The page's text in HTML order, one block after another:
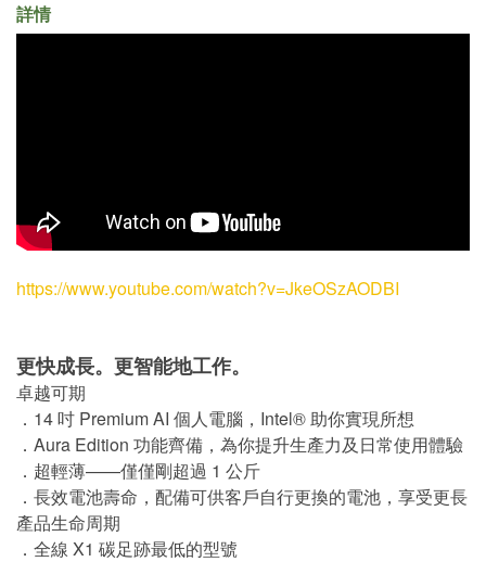
詳情
https://www.youtube.com/watch?v=JkeOSzAODBI
更快成長。更智能地工作。
卓越可期
．14 吋 Premium AI 個人電腦，Intel® 助你實現所想
．Aura Edition 功能齊備，為你提升生產力及日常使用體驗
．超輕薄——僅僅剛超過 1 公斤
．長效電池壽命，配備可供客戶自行更換的電池，享受更長
產品生命周期
．全線 X1 碳足跡最低的型號